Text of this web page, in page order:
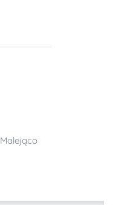
Malejąco